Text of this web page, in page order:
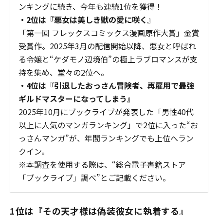
ンキングに続き、今年も連続1位を獲得！
・2位は『悪女は美しき獣の愛に咲く』
「第一回 フレックスコミックス漫画原作大賞」金賞
受賞作。2025年3月の配信開始以降、悪女と呼ばれ
る令嬢と“ケダモノ辺境伯”の極上ラブロマンスが支
持を集め、堂々の2位へ。
・4位は『引退したおっさん冒険者、再雇用で最強
ギルドマスターになってしまう』
2025年10月にブックライブが発表した「男性40代
以上に人気のマンガランキング」で2位に入った“お
っさんマンガ”が、年間ランキングでも上位へラン
クイン。
※本調査を使用する際は、“総合電子書籍ストア
「ブックライブ」調べ”とご記載ください。
1位は『その天才様は偽装彼女に執着する』